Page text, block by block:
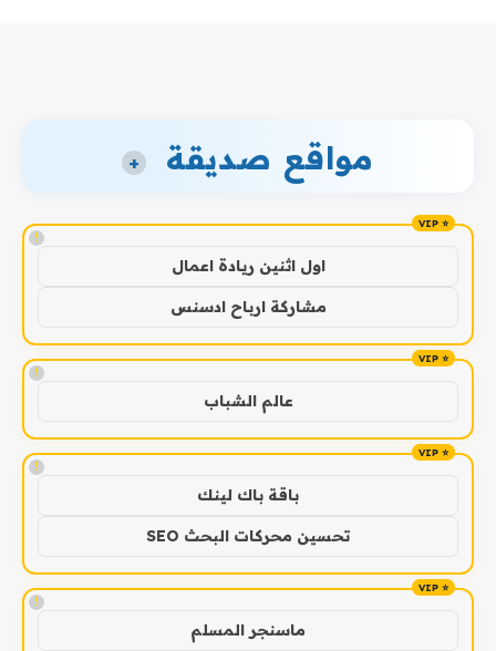
مواقع صديقة +
!
اول اثنين ريادة اعمال
مشاركة ارباح ادسنس
!
عالم الشباب
!
باقة باك لينك
تحسين محركات البحث SEO
!
ماسنجر المسلم